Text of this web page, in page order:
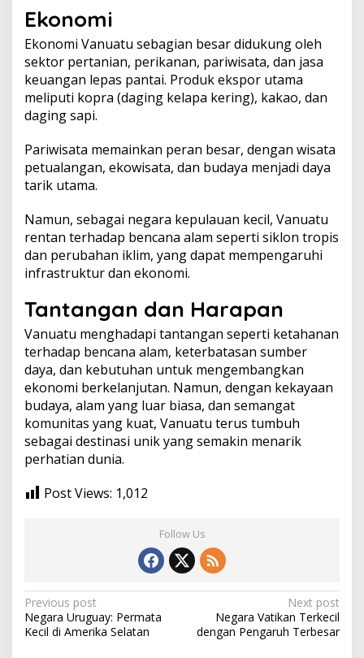
Ekonomi
Ekonomi Vanuatu sebagian besar didukung oleh
sektor pertanian, perikanan, pariwisata, dan jasa
keuangan lepas pantai. Produk ekspor utama
meliputi kopra (daging kelapa kering), kakao, dan
daging sapi.
Pariwisata memainkan peran besar, dengan wisata
petualangan, ekowisata, dan budaya menjadi daya
tarik utama.
Namun, sebagai negara kepulauan kecil, Vanuatu
rentan terhadap bencana alam seperti siklon tropis
dan perubahan iklim, yang dapat mempengaruhi
infrastruktur dan ekonomi.
Tantangan dan Harapan
Vanuatu menghadapi tantangan seperti ketahanan
terhadap bencana alam, keterbatasan sumber
daya, dan kebutuhan untuk mengembangkan
ekonomi berkelanjutan. Namun, dengan kekayaan
budaya, alam yang luar biasa, dan semangat
komunitas yang kuat, Vanuatu terus tumbuh
sebagai destinasi unik yang semakin menarik
perhatian dunia.
Post Views: 1,012
Follow Us
Post
navigation
Previous post
Negara Uruguay: Permata
Kecil di Amerika Selatan
Next post
Negara Vatikan Terkecil
dengan Pengaruh Terbesar